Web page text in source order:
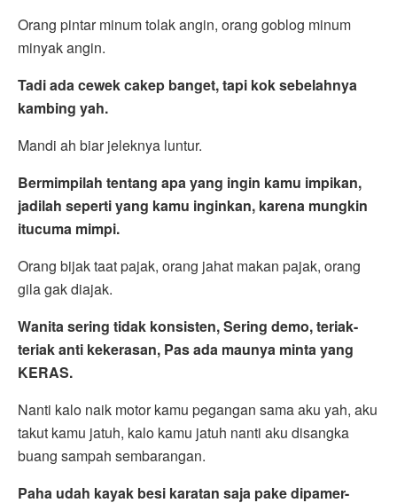
Orang pintar minum tolak angin, orang goblog minum
minyak angin.
Tadi ada cewek cakep banget, tapi kok sebelahnya
kambing yah.
Mandi ah biar jeleknya luntur.
Bermimpilah tentang apa yang ingin kamu impikan,
jadilah seperti yang kamu inginkan, karena mungkin
itucuma mimpi.
Orang bijak taat pajak, orang jahat makan pajak, orang
gila gak diajak.
Wanita sering tidak konsisten, Sering demo, teriak-
teriak anti kekerasan, Pas ada maunya minta yang
KERAS.
Nanti kalo naik motor kamu pegangan sama aku yah, aku
takut kamu jatuh, kalo kamu jatuh nanti aku disangka
buang sampah sembarangan.
Paha udah kayak besi karatan saja pake dipamer-